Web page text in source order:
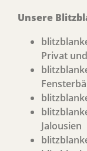
Unsere
Privat
Jalousien